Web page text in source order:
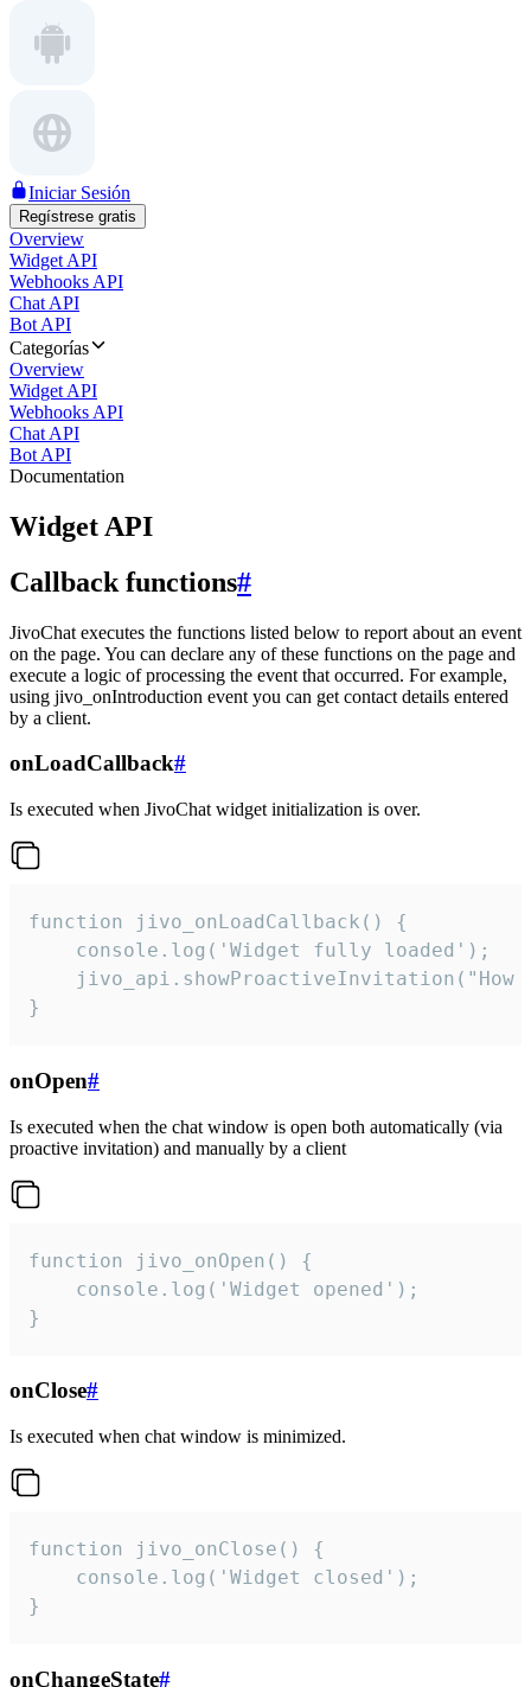
Iniciar Sesión
Regístrese gratis
Overview
Widget API
Webhooks API
Chat API
Bot API
Categorías
Overview
Widget API
Webhooks API
Chat API
Bot API
Documentation
Widget API
Callback functions#
JivoChat executes the functions listed below to report about an event
on the page. You can declare any of these functions on the page and
execute a logic of processing the event that occurred. For example,
using jivo_onIntroduction event you can get contact details entered
by a client.
onLoadCallback#
Is executed when JivoChat widget initialization is over.
function jivo_onLoadCallback() {
    console.log('Widget fully loaded');
jivo_api.showProactiveInvitation("How
}
onOpen#
Is executed when the chat window is open both automatically (via
proactive invitation) and manually by a client
function jivo_onOpen() {
    console.log('Widget opened');
}
onClose#
Is executed when chat window is minimized.
function jivo_onClose() {
    console.log('Widget closed');
}
onChangeState#